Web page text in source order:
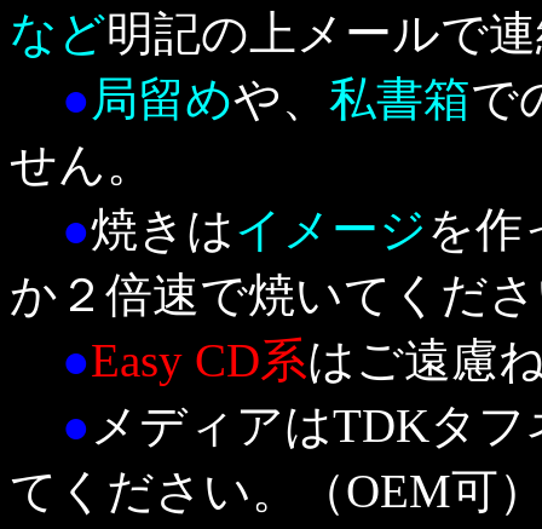
など明記の上メールで
●局留めや、 私書箱で
せん。
●焼きはイメージを作
か２倍速で焼いてくだ
●Easy CD系はご遠慮
● メディアはTDKタ
てください。（OEM可